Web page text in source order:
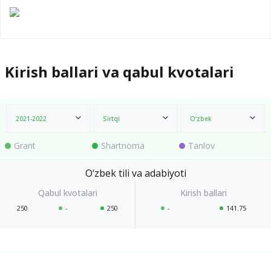
Kirish ballari va qabul kvotalari
2021-2022 Sirtqi O‘zbek
Grant Shartnoma Tanlov
O‘zbek tili va adabiyoti
250 - 250 - 141.75